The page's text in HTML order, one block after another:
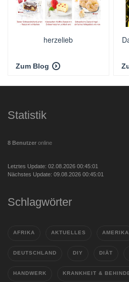
herzelieb
Zum Blog
Statistik
8 Benutzer online
Letztes Update: 02.08.2026 00:45:01
Nächstes Update: 09.08.2026 00:45:01
Schlagwörter
AFRIKA AKTUELLES AMERIKA
DEUTSCHLAND DIY DIÄT
HANDWERK KRANKHEIT &